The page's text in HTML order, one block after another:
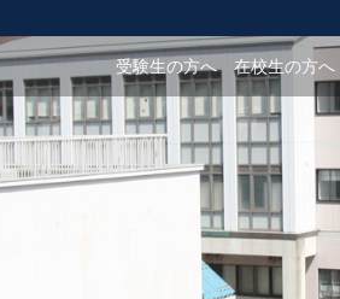
受験生の方へ 在校生の方へ